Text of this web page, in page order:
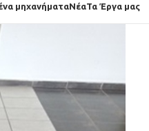
μηχανήματαΝέαΤα Έργα μας